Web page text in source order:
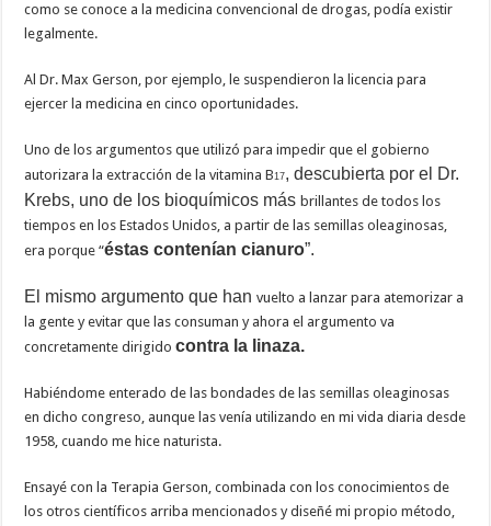
como se conoce a la medicina convencional de drogas, podía existir
legalmente.
Al Dr. Max Gerson, por ejemplo, le suspendieron la licencia para
ejercer la medicina en cinco oportunidades.
Uno de los argumentos que utilizó para impedir que el gobierno
autorizara la extracción de la vitamina B17, descubierta por el Dr.
Krebs, uno de los bioquímicos másbrillantes de todos los
tiempos en los Estados Unidos, a partir de las semillas oleaginosas,
era porque “éstas contenían cianuro”.
El mismo argumento que hanvuelto a lanzar para atemorizar a
la gente y evitar que las consuman y ahora el argumento va
concretamente dirigidocontra la linaza.
Habiéndome enterado de las bondades de las semillas oleaginosas
en dicho congreso, aunque las venía utilizando en mi vida diaria desde
1958, cuando me hice naturista.
Ensayé con la Terapia Gerson, combinada con los conocimientos de
los otros científicos arriba mencionados y diseñé mi propio método,